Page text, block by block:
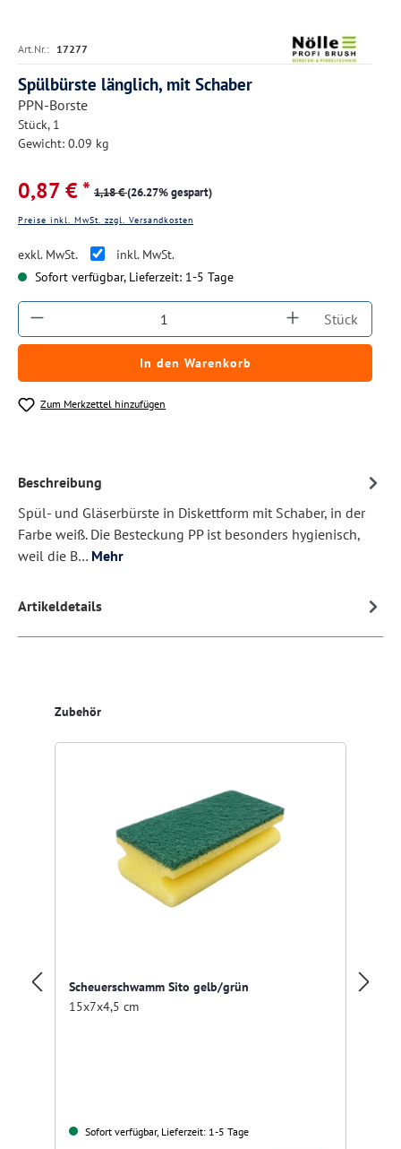
Art.Nr.: 17277
Spülbürste länglich, mit Schaber
PPN-Borste
Stück, 1
Gewicht: 0.09 kg
0,87 € * 1,18 €(26.27% gespart)
Preise inkl. MwSt. zzgl. Versandkosten
exkl. MwSt.
inkl. MwSt.
Sofort verfügbar, Lieferzeit: 1-5 Tage
Produkt Anzahl: Gib den gewünschten
Stück
In den Warenkorb
Zum Merkzettel hinzufügen
Beschreibung
Spül- und Gläserbürste in Diskettform mit Schaber, in der
Farbe weiß. Die Besteckung PP ist besonders hygienisch,
weil die B… Mehr
Artikeldetails
Produktgalerie überspringen
Zubehör
Scheuerschwamm Sito gelb/grün
15x7x4,5 cm
Sofort verfügbar, Lieferzeit: 1-5 Tage